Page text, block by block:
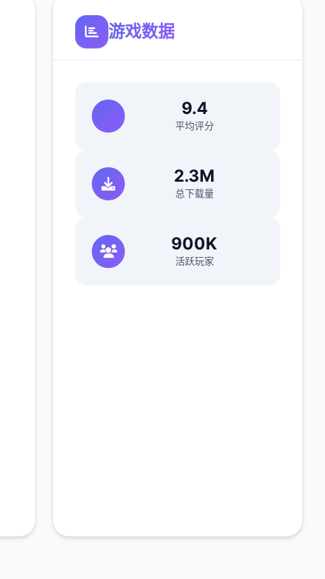
游戏数据
9.4
平均评分
2.3M
总下载量
900K
活跃玩家